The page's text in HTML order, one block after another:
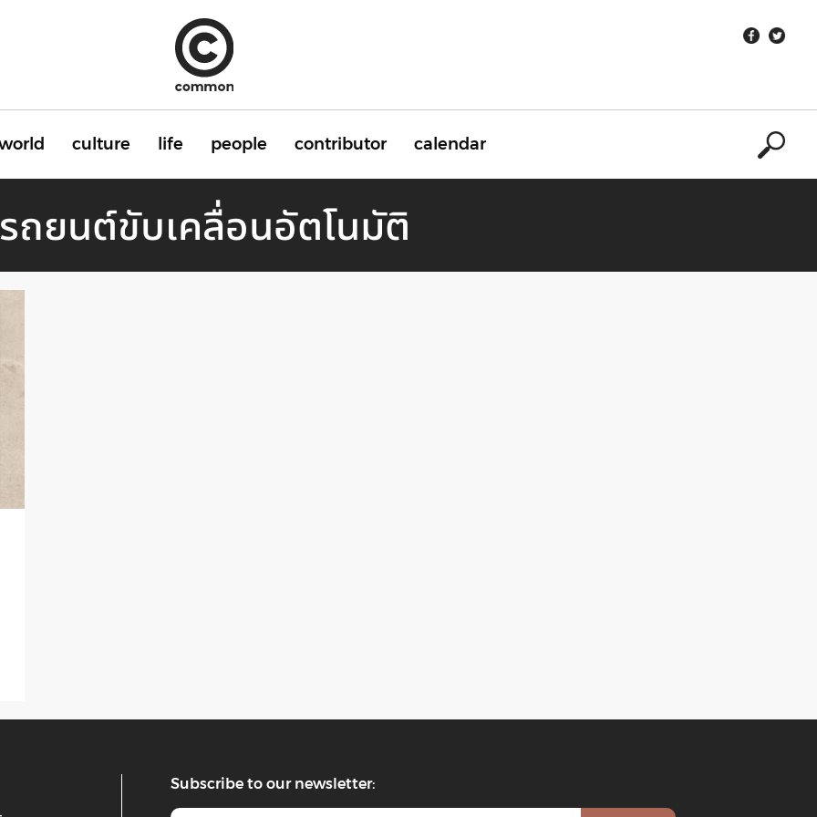
culture life people contributor calendar
ถยนต์ขับเคลื่อนอัตโนมัติ
Subscribe to our newsletter: